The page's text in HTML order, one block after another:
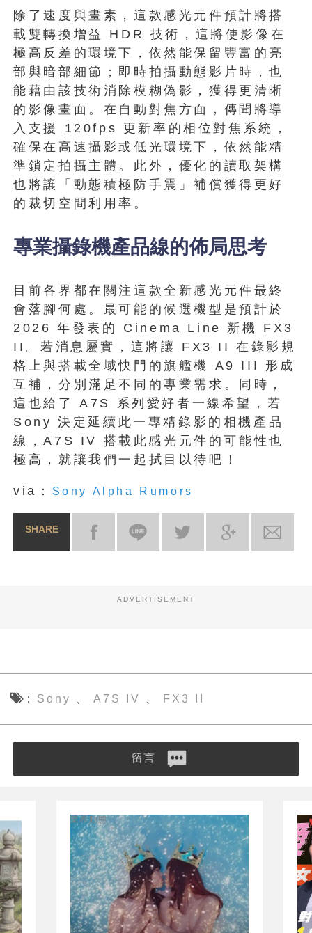
除了速度與畫素，這款感光元件預計將搭
載雙轉換增益 HDR 技術，這將使影像在
極高反差的環境下，依然能保留豐富的亮
部與暗部細節；即時拍攝動態影片時，也
能藉由該技術消除模糊偽影，獲得更清晰
的影像畫面。在自動對焦方面，傳聞將導
入支援 120fps 更新率的相位對焦系統，
確保在高速攝影或低光環境下，依然能精
準鎖定拍攝主體。此外，優化的讀取架構
也將讓「動態積極防手震」補償獲得更好
的裁切空間利用率。
專業攝錄機產品線的佈局思考
目前各界都在關注這款全新感光元件最終
會落腳何處。最可能的候選機型是預計於
2026 年發表的 Cinema Line 新機 FX3
II。若消息屬實，這將讓 FX3 II 在錄影規
格上與搭載全域快門的旗艦機 A9 III 形成
互補，分別滿足不同的專業需求。同時，
這也給了 A7S 系列愛好者一線希望，若
Sony 決定延續此一專精錄影的相機產品
線，A7S IV 搭載此感光元件的可能性也
極高，就讓我們一起拭目以待吧！
via： Sony Alpha Rumors
SHARE
ADVERTISEMENT
Sony A7S IV FX3 II
留言
業界動態